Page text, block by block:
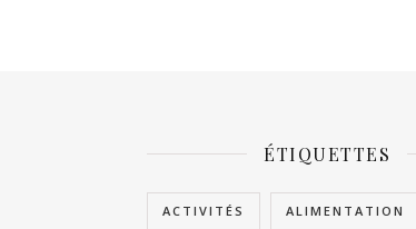
ÉTIQUETTES
ACTIVITÉS ALIMENTATION